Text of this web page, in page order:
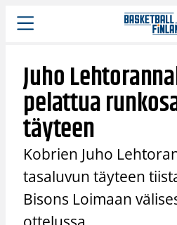
Siirry
sisältöön
Juho
pelattua
täyteen
Kobrien Juho
tasaluvun täyteen
Bisons Loimaan